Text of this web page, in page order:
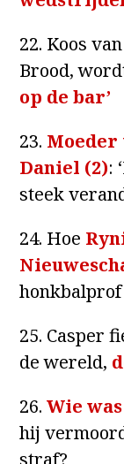
22. Koos
Brood,
op de bar’
23. Moeder
Daniel (2):
steek
24. Hoe
25. Casper
de wereld,
26.Wie
hij
straf?